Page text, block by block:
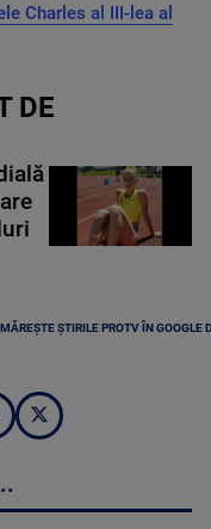
Charles al III-lea al
DE
ȘTIRILE PROTV ÎN GOOGLE